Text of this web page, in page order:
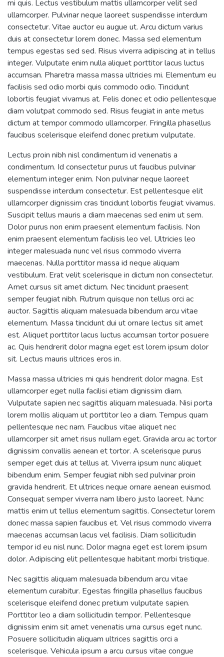
mi quis. Lectus vestibulum mattis ullamcorper velit sed
ullamcorper. Pulvinar neque laoreet suspendisse interdum
consectetur. Vitae auctor eu augue ut. Arcu dictum varius
duis at consectetur lorem donec. Massa sed elementum
tempus egestas sed sed. Risus viverra adipiscing at in tellus
integer. Vulputate enim nulla aliquet porttitor lacus luctus
accumsan. Pharetra massa massa ultricies mi. Elementum eu
facilisis sed odio morbi quis commodo odio. Tincidunt
lobortis feugiat vivamus at. Felis donec et odio pellentesque
diam volutpat commodo sed. Risus feugiat in ante metus
dictum at tempor commodo ullamcorper. Fringilla phasellus
faucibus scelerisque eleifend donec pretium vulputate.
Lectus proin nibh nisl condimentum id venenatis a
condimentum. Id consectetur purus ut faucibus pulvinar
elementum integer enim. Non pulvinar neque laoreet
suspendisse interdum consectetur. Est pellentesque elit
ullamcorper dignissim cras tincidunt lobortis feugiat vivamus.
Suscipit tellus mauris a diam maecenas sed enim ut sem.
Dolor purus non enim praesent elementum facilisis. Non
enim praesent elementum facilisis leo vel. Ultricies leo
integer malesuada nunc vel risus commodo viverra
maecenas. Nulla porttitor massa id neque aliquam
vestibulum. Erat velit scelerisque in dictum non consectetur.
Amet cursus sit amet dictum. Nec tincidunt praesent
semper feugiat nibh. Rutrum quisque non tellus orci ac
auctor. Sagittis aliquam malesuada bibendum arcu vitae
elementum. Massa tincidunt dui ut ornare lectus sit amet
est. Aliquet porttitor lacus luctus accumsan tortor posuere
ac. Quis hendrerit dolor magna eget est lorem ipsum dolor
sit. Lectus mauris ultrices eros in.
Massa massa ultricies mi quis hendrerit dolor magna. Est
ullamcorper eget nulla facilisi etiam dignissim diam.
Vulputate sapien nec sagittis aliquam malesuada. Nisi porta
lorem mollis aliquam ut porttitor leo a diam. Tempus quam
pellentesque nec nam. Faucibus vitae aliquet nec
ullamcorper sit amet risus nullam eget. Gravida arcu ac tortor
dignissim convallis aenean et tortor. A scelerisque purus
semper eget duis at tellus at. Viverra ipsum nunc aliquet
bibendum enim. Semper feugiat nibh sed pulvinar proin
gravida hendrerit. Et ultrices neque ornare aenean euismod.
Consequat semper viverra nam libero justo laoreet. Nunc
mattis enim ut tellus elementum sagittis. Consectetur lorem
donec massa sapien faucibus et. Vel risus commodo viverra
maecenas accumsan lacus vel facilisis. Diam sollicitudin
tempor id eu nisl nunc. Dolor magna eget est lorem ipsum
dolor. Adipiscing elit pellentesque habitant morbi tristique.
Nec sagittis aliquam malesuada bibendum arcu vitae
elementum curabitur. Egestas fringilla phasellus faucibus
scelerisque eleifend donec pretium vulputate sapien.
Porttitor leo a diam sollicitudin tempor. Pellentesque
dignissim enim sit amet venenatis urna cursus eget nunc.
Posuere sollicitudin aliquam ultrices sagittis orci a
scelerisque. Vehicula ipsum a arcu cursus vitae congue